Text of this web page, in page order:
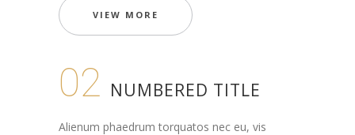
VIEW MORE
02 NUMBERED TITLE
Alienum phaedrum torquatos nec eu, vis